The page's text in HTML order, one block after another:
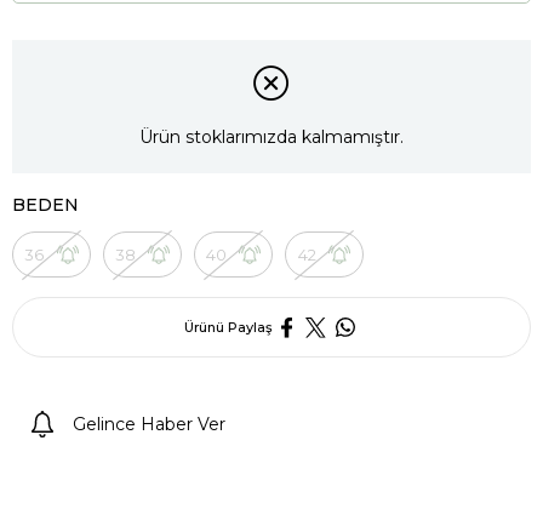
Ürün stoklarımızda kalmamıştır.
BEDEN
36 38 40 42
Ürünü Paylaş
Gelince Haber Ver